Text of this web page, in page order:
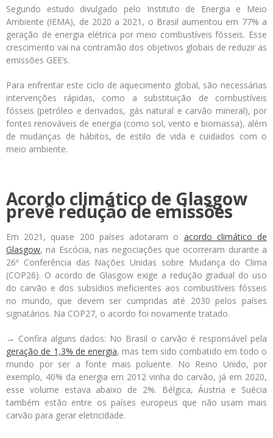
Segundo estudo divulgado pelo Instituto de Energia e Meio
Ambiente (IEMA), de 2020 a 2021, o Brasil aumentou em 77% a
geração de energia elétrica por meio combustíveis fósseis. Esse
crescimento vai na contramão dos objetivos globais de reduzir as
emissões GEE’s.
Para enfrentar este ciclo de aquecimento global, são necessárias
intervenções rápidas, como a substituição de combustíveis
fósseis (petróleo e derivados, gás natural e carvão mineral), por
fontes renováveis de energia (como sol, vento e biomassa), além
de mudanças de hábitos, de estilo de vida e cuidados com o
meio ambiente.
Acordo climático de Glasgow
prevê redução de emissões
Em 2021, quase 200 países adotaram o acordo climático de
Glasgow, na Escócia, nas negociações que ocorreram durante a
26ª Conferência das Nações Unidas sobre Mudança do Clima
(COP26). O acordo de Glasgow exige a redução gradual do uso
do carvão e dos subsídios ineficientes aos combustíveis fósseis
no mundo, que devem ser cumpridas até 2030 pelos países
signatários. Na COP27, o acordo foi novamente tratado.
→ Confira alguns dados: No Brasil o carvão é responsável pela
geração de 1,3% de energia, mas tem sido combatido em todo o
mundo por ser a fonte mais poluente. No Reino Unido, por
exemplo, 40% da energia em 2012 vinha do carvão, já em 2020,
esse volume estava abaixo de 2%. Bélgica, Áustria e Suécia
também estão entre os países europeus que não usam mais
carvão para gerar eletricidade.
Trabalhe Conosco